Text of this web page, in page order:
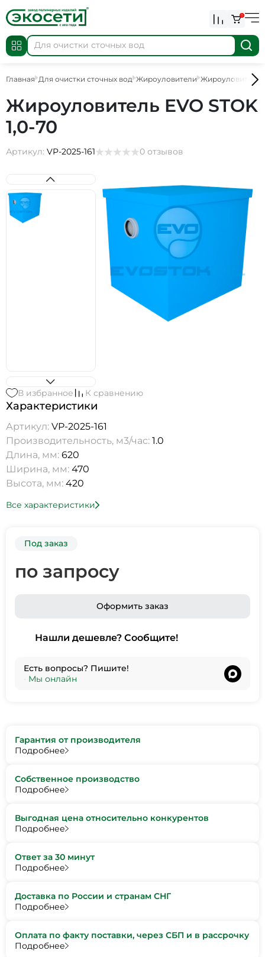
0
Главная Для очистки сточных вод Жироуловители Жироуловители
Жироуловитель EVO STOK
1,0-70
Артикул: VP-2025-161 0 отзывов
В избранное К сравнению
Характеристики
Артикул: VP-2025-161
Производительность, м3/час: 1.0
Длина, мм: 620
Ширина, мм: 470
Высота, мм: 420
Все характеристики
Под заказ
по запросу
Оформить заказ
Нашли дешевле? Сообщите!
Есть вопросы? Пишите!
• Мы онлайн
Гарантия от производителя
Подробнее
Собственное производство
Подробнее
Выгодная цена относительно конкурентов
Подробнее
Ответ за 30 минут
Подробнее
Доставка по России и странам СНГ
Подробнее
Оплата по факту поставки, через СБП и в рассрочку
Подробнее